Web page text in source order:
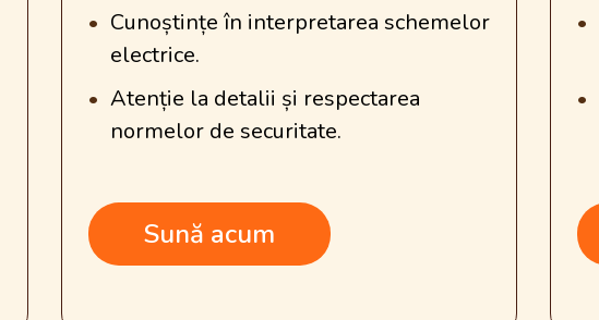
Cunoștințe în interpretarea schemelor
electrice.
Atenție la detalii și respectarea
normelor de securitate.
Sună acum